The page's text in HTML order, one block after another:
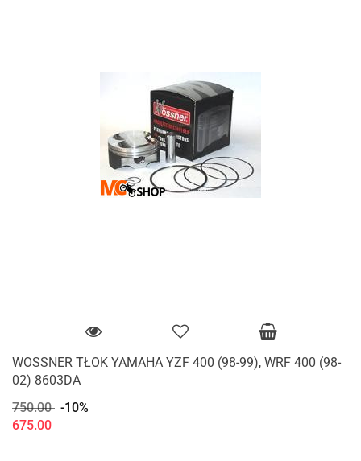
WOSSNER TŁOK YAMAHA YZF 400 (98-99), WRF 400 (98-
02) 8603DA
750.00 -10%
675.00